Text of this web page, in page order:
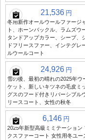
21,536 円
冬用新作オールウールファージ
ト、ホーンバックル、ラムズウ
タンドアップカラー、シープ、
ドフリースファー、インテグレ
ルウールコート
24,926 円
雪の後、最初の晴れの2025年ウ
ケット、新しいキツネの毛皮ミ
グスのフード付きリバーシブル
リースコート、女性の秋冬
6,146 円
2025年新型高級ミミテーション
クスファーコート 女性用冬ユー